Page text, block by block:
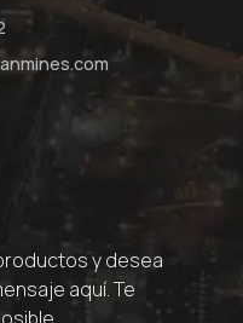
y desea
aquí. Te